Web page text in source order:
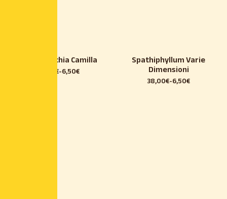
Dieffenbachia Camilla
6,50€
-
€
Spathiphyllum Varie
Dimensioni
6,50€
-
38,00€